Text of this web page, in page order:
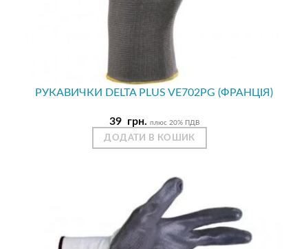
РУКАВИЧКИ DELTA PLUS VE702PG (ФРАНЦІЯ)
39 грн. плюс 20% ПДВ
ДОДАТИ В КОШИК